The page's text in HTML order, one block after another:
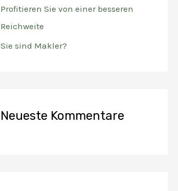
h
:
Profitieren Sie von einer besseren
Reichweite
Sie sind Makler?
Neueste Kommentare